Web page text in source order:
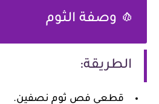
🧄 وصفة الثوم
الطريقة:
قطعي فص ثوم نصفين.